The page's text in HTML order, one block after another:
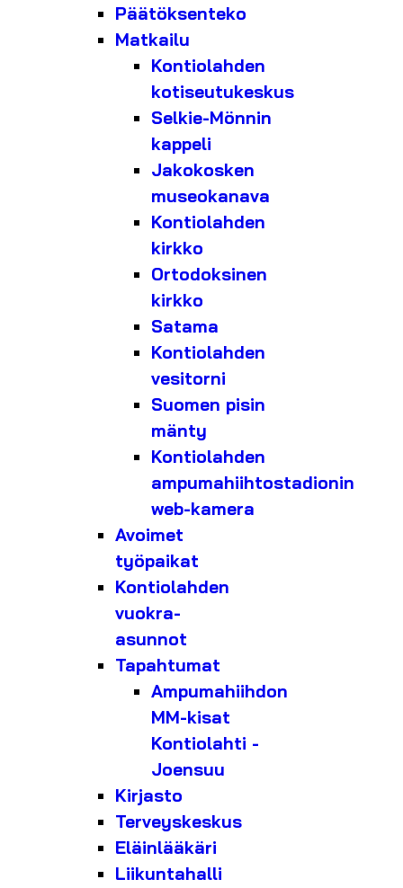
Päätöksenteko
Matkailu
Kontiolahden
kotiseutukeskus
Selkie-Mönnin
kappeli
Jakokosken
museokanava
Kontiolahden
kirkko
Ortodoksinen
kirkko
Satama
Kontiolahden
vesitorni
Suomen pisin
mänty
Kontiolahden
ampumahiihtostadionin
web-kamera
Avoimet
työpaikat
Kontiolahden
vuokra-
asunnot
Tapahtumat
Ampumahiihdon
MM-kisat
Kontiolahti -
Joensuu
Kirjasto
Terveyskeskus
Eläinlääkäri
Liikuntahalli